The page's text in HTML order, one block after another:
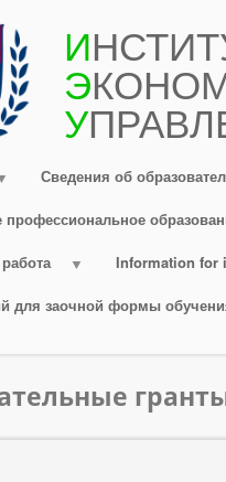
И
Э
У
Сведения об
Information for
для заочной формы